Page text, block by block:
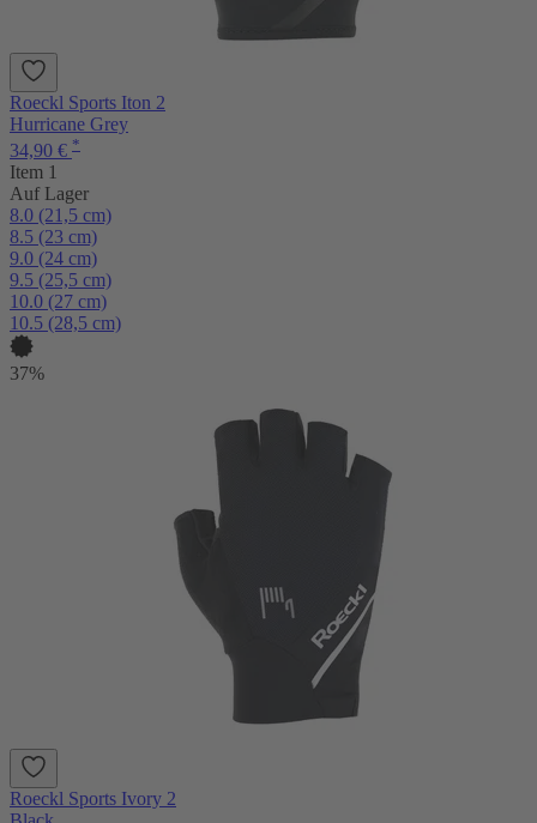
Roeckl Sports Iton 2
Hurricane Grey
34,90 € *
Item 1
Auf Lager
8.0 (21,5 cm)
8.5 (23 cm)
9.0 (24 cm)
9.5 (25,5 cm)
10.0 (27 cm)
10.5 (28,5 cm)
37%
Roeckl Sports Ivory 2